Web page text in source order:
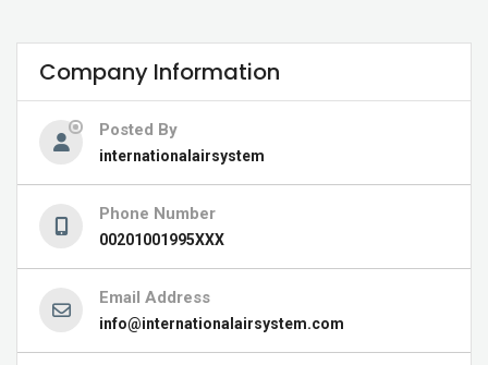
Company Information
Posted By
internationalairsystem
Phone Number
00201001995XXX
Email Address
info@internationalairsystem.com